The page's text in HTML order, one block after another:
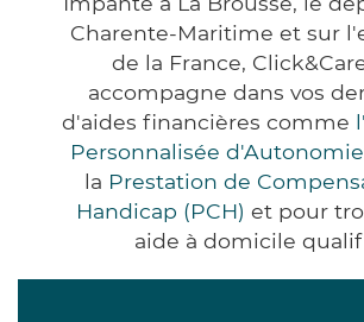
Charente-Maritime et sur
de la France,
accompagne dans vos
d'aides financières comme
Personnalisée d'Autonomie
la Prestation de
Handicap (PCH) et pour
aide à domicile